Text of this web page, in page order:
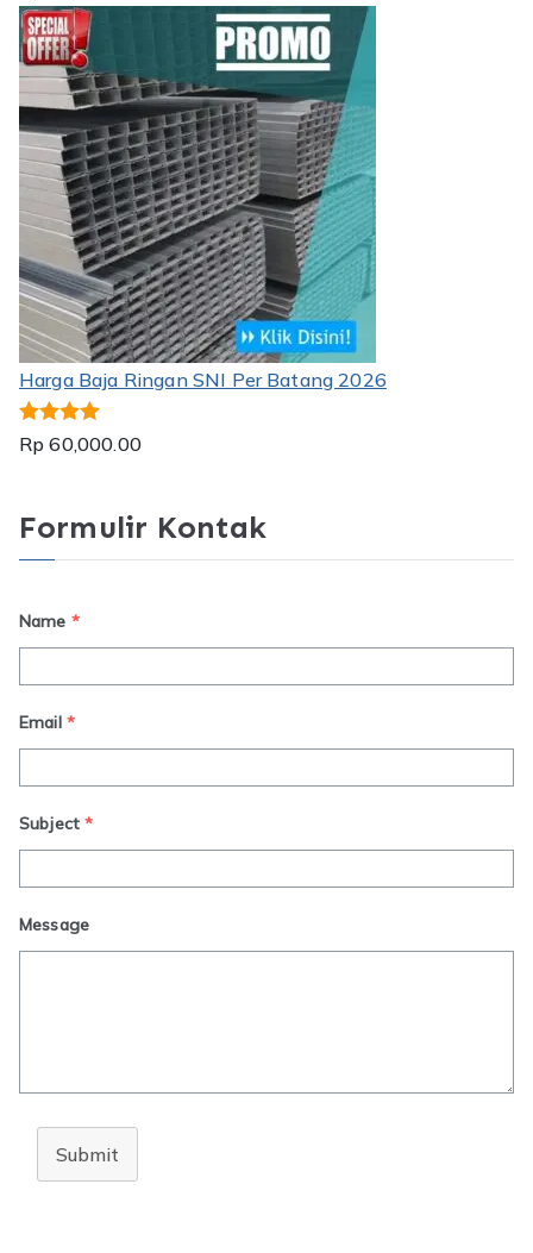
dari 5
Harga Baja Ringan SNI Per Batang 2026
Dinilai5.00
Rp 60,000.00
Formulir Kontak
Name *
Email *
Subject *
Message
Submit